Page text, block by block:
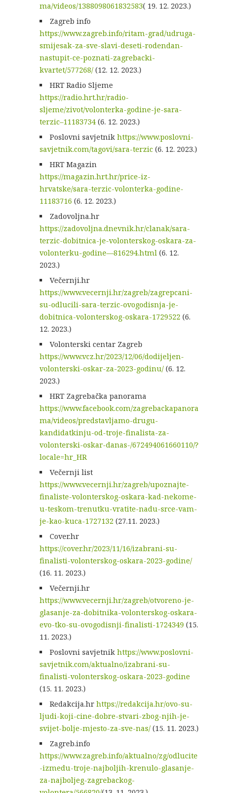
ma/videos/1388098061832583( 19. 12. 2023.)
Zagreb info
https://www.zagreb.info/ritam-grad/udruga-
smijesak-za-sve-slavi-deseti-rodendan-
nastupit-ce-poznati-zagrebacki-
kvartet/577268/(12. 12. 2023.)
HRT Radio Sljeme
https://radio.hrt.hr/radio-
sljeme/zivot/volonterka-godine-je-sara-
terzic–11183734(6. 12. 2023.)
Poslovni savjetnikhttps://www.poslovni-
savjetnik.com/tagovi/sara-terzic(6. 12. 2023.)
HRT Magazin
https://magazin.hrt.hr/price-iz-
hrvatske/sara-terzic-volonterka-godine-
11183716 (6. 12. 2023.)
Zadovoljna.hr
https://zadovoljna.dnevnik.hr/clanak/sara-
terzic-dobitnica-je-volonterskog-oskara-za-
volonterku-godine—816294.html(6. 12.
2023.)
Večernji.hr
https://www.vecernji.hr/zagreb/zagrepcani-
su-odlucili-sara-terzic-ovogodisnja-je-
dobitnica-volonterskog-oskara-1729522(6.
12. 2023.)
Volonterski centar Zagreb
https://www.vcz.hr/2023/12/06/dodijeljen-
volonterski-oskar-za-2023-godinu/(6. 12.
2023.)
HRT Zagrebačka panorama
https://www.facebook.com/zagrebackapanora
ma/videos/predstavljamo-drugu-
kandidatkinju-od-troje-finalista-za-
volonterski-oskar-danas-/672494061660110/?
locale=hr_HR
Večernji list
https://www.vecernji.hr/zagreb/upoznajte-
finaliste-volonterskog-oskara-kad-nekome-
u-teskom-trenutku-vratite-nadu-srce-vam-
je-kao-kuca-1727132(27.11. 2023.)
Cover.hr
https://cover.hr/2023/11/16/izabrani-su-
finalisti-volonterskog-oskara-2023-godine/
(16. 11. 2023.)
Večernji.hr
https://www.vecernji.hr/zagreb/otvoreno-je-
glasanje-za-dobitnika-volonterskog-oskara-
evo-tko-su-ovogodisnji-finalisti-1724349 (15.
11. 2023.)
Poslovni savjetnikhttps://www.poslovni-
savjetnik.com/aktualno/izabrani-su-
finalisti-volonterskog-oskara-2023-godine
(15. 11. 2023.)
Redakcija.hrhttps://redakcija.hr/ovo-su-
ljudi-koji-cine-dobre-stvari-zbog-njih-je-
svijet-bolje-mjesto-za-sve-nas/(15. 11. 2023.)
Zagreb.info
https://www.zagreb.info/aktualno/zg/odlucite
-izmedu-troje-najboljih-krenulo-glasanje-
za-najboljeg-zagrebackog-